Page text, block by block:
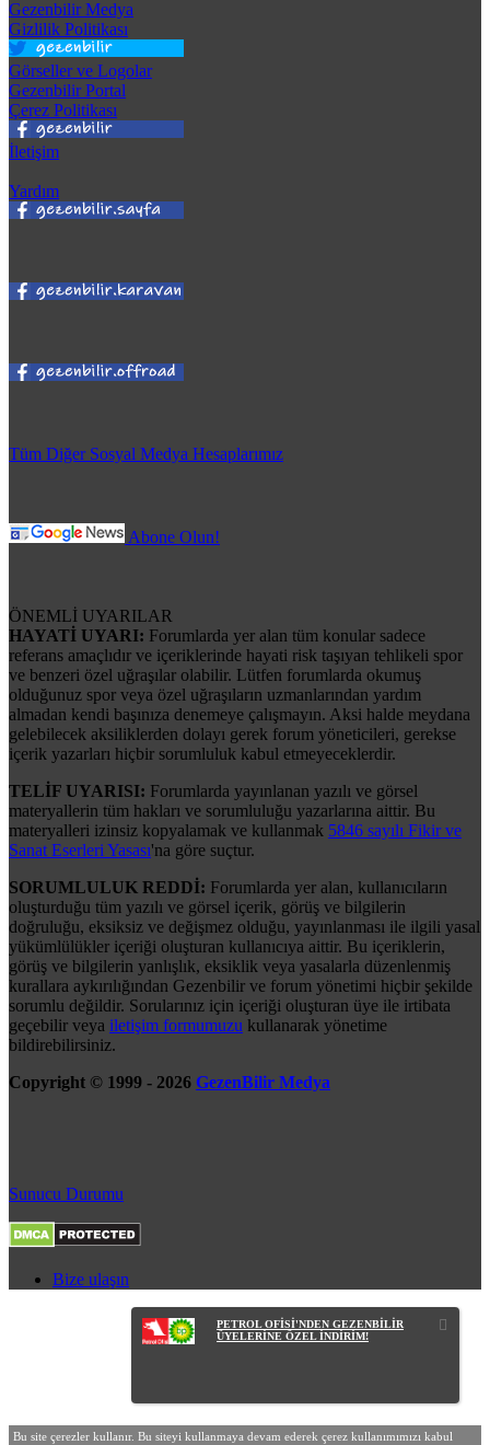
Gezenbilir Medya
Gizlilik Politikası
Görseller ve Logolar
Gezenbilir Portal
Çerez Politikası
İletişim
Yardım
Tüm Diğer Sosyal Medya Hesaplarımız
Abone Olun!
ÖNEMLİ UYARILAR
HAYATİ UYARI: Forumlarda yer alan tüm konular sadece
referans amaçlıdır ve içeriklerinde hayati risk taşıyan tehlikeli spor
ve benzeri özel uğraşılar olabilir. Lütfen forumlarda okumuş
olduğunuz spor veya özel uğraşıların uzmanlarından yardım
almadan kendi başınıza denemeye çalışmayın. Aksi halde meydana
gelebilecek aksiliklerden dolayı gerek forum yöneticileri, gerekse
içerik yazarları hiçbir sorumluluk kabul etmeyeceklerdir.
TELİF UYARISI: Forumlarda yayınlanan yazılı ve görsel
materyallerin tüm hakları ve sorumluluğu yazarlarına aittir. Bu
materyalleri izinsiz kopyalamak ve kullanmak 5846 sayılı Fikir ve
Sanat Eserleri Yasası'na göre suçtur.
SORUMLULUK REDDİ: Forumlarda yer alan, kullanıcıların
oluşturduğu tüm yazılı ve görsel içerik, görüş ve bilgilerin
doğruluğu, eksiksiz ve değişmez olduğu, yayınlanması ile ilgili yasal
yükümlülükler içeriği oluşturan kullanıcıya aittir. Bu içeriklerin,
görüş ve bilgilerin yanlışlık, eksiklik veya yasalarla düzenlenmiş
kurallara aykırılığından Gezenbilir ve forum yönetimi hiçbir şekilde
sorumlu değildir. Sorularınız için içeriği oluşturan üye ile irtibata
geçebilir veya iletişim formumuzu kullanarak yönetime
bildirebilirsiniz.
Copyright © 1999 - 2026 GezenBilir Medya
Sunucu Durumu
Bize ulaşın
PETROL OFİSİ'NDEN GEZENBİLİR
ÜYELERİNE ÖZEL İNDİRİM!
Bu site çerezler kullanır. Bu siteyi kullanmaya devam ederek çerez kullanımımızı kabul